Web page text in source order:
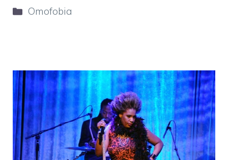
Categorie
Omofobia